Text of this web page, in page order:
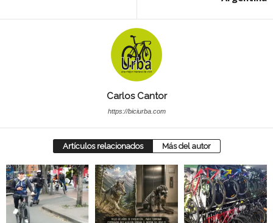
Carlos Cantor
https://biciurba.com
Artículos relacionados Más del autor